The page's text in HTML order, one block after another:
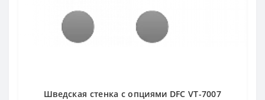
Шведская стенка с опциями DFC VT-7007